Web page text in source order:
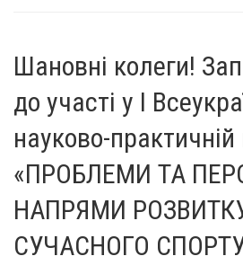
Шановні колеги!
до участі у І
науково-практичній
«ПРОБЛЕМИ ТА
НАПРЯМИ
СУЧАСНОГО